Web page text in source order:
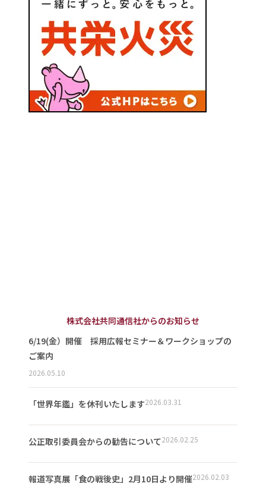
株式会社共同通信社からのお知らせ
6/19(金）開催 採用広報セミナー＆ワークショップの
ご案内
2026.05.10
「世界年鑑」を休刊いたします2026.03.31
公正取引委員会からの勧告について2026.02.25
報道写真展「食の戦後史」2月10日より開催2026.02.03